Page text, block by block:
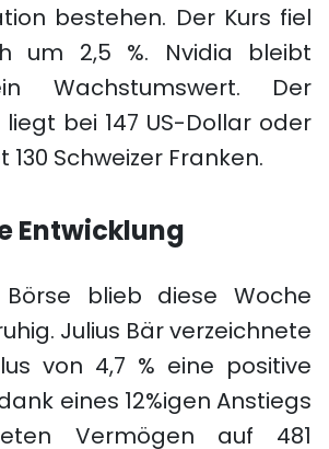
bestehen. Der Kurs fiel
um 2,5 %. Nvidia bleibt
Wachstumswert. Der
bei 147 US-Dollar oder
Schweizer Franken.
Entwicklung
Börse blieb diese Woche
Julius Bär verzeichnete
von 4,7 % eine positive
eines 12%igen Anstiegs
Vermögen auf 481